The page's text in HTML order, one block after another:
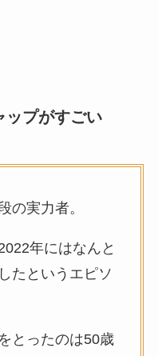
ップがすごい
の実力者。
年にはなんと
たというエピソ
とったのは50歳